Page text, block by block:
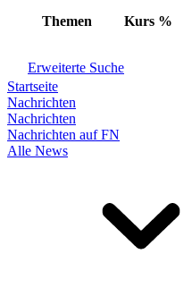
Themen Kurs %
Erweiterte Suche
Startseite
Nachrichten
Nachrichten
Nachrichten auf FN
Alle News